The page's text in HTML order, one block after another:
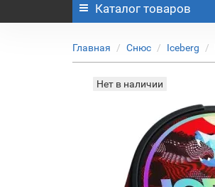
Каталог товаров
Главная Снюс Iceberg
Нет в наличии